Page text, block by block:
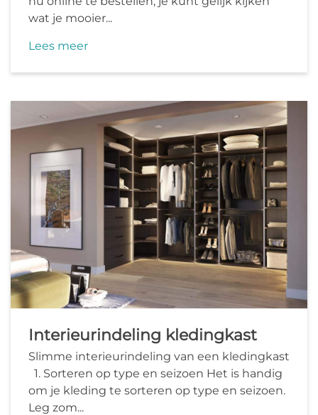
wat je mooier...
Lees meer
Interieurindeling kledingkast
Slimme interieurindeling van een kledingkast
1. Sorteren op type en seizoen Het is handig
om je kleding te sorteren op type en seizoen.
Leg zom...